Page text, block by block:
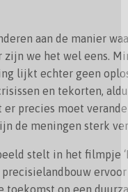
aan de manier
zijn we het wel eens.
lijkt echter geen
en tekorten,
er precies moet
de meningen sterk
stelt in het filmpje
ervoor
op een